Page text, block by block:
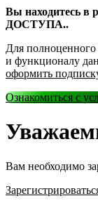
Вы находитесь
ДОСТУПА..
Для полноценного
и функционалу
оформить
Ознакомиться с
Вам необходимо